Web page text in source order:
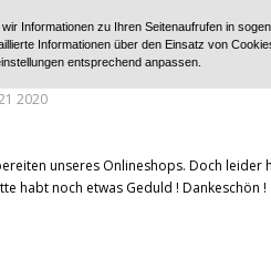
Informationen zu Ihren Seitenaufrufen in
Informationen über den Einsatz von
entsprechend anpassen.
bei Wupatki
2020
unseres Onlineshops. Doch leider
habt noch etwas Geduld ! Dankeschön !